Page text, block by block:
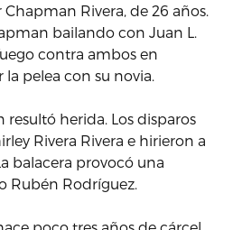
Rivera, de 26 años.
bailando con Juan L.
contra ambos en
pelea con su novia.
herida. Los disparos
Rivera Rivera e hirieron a
balacera provocó una
Rubén Rodríguez.